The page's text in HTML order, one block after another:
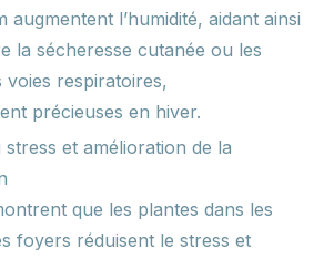
augmentent l’humidité, aidant ainsi
la sécheresse cutanée ou les
voies respiratoires,
précieuses en hiver.
stress et amélioration de la
que les plantes dans les
foyers réduisent le stress et